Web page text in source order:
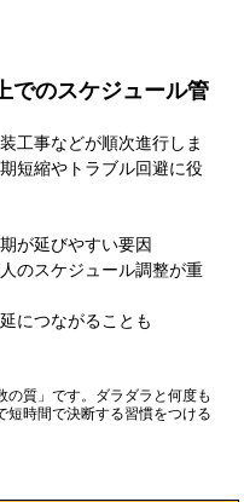
でのスケジュール管
工事などが順次進行しま
短縮やトラブル回避に役
が延びやすい要因
のスケジュール調整が重
につながることも
の質」です。ダラダラと何度も
短時間で決断する習慣をつける